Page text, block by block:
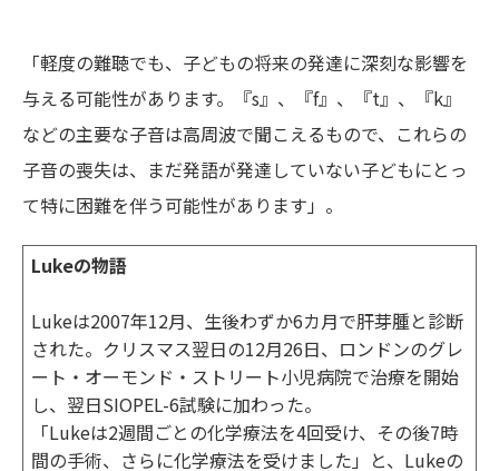
「軽度の難聴でも、子どもの将来の発達に深刻な影響を
与える可能性があります。『s』、『f』、『t』、『k』
などの主要な子音は高周波で聞こえるもので、これらの
子音の喪失は、まだ発語が発達していない子どもにとっ
て特に困難を伴う可能性があります」。
Lukeの物語
Lukeは2007年12月、生後わずか6カ月で肝芽腫と診断
された。クリスマス翌日の12月26日、ロンドンのグレ
ート・オーモンド・ストリート小児病院で治療を開始
し、翌日SIOPEL-6試験に加わった。
「Lukeは2週間ごとの化学療法を4回受け、その後7時
間の手術、さらに化学療法を受けました」と、Lukeの